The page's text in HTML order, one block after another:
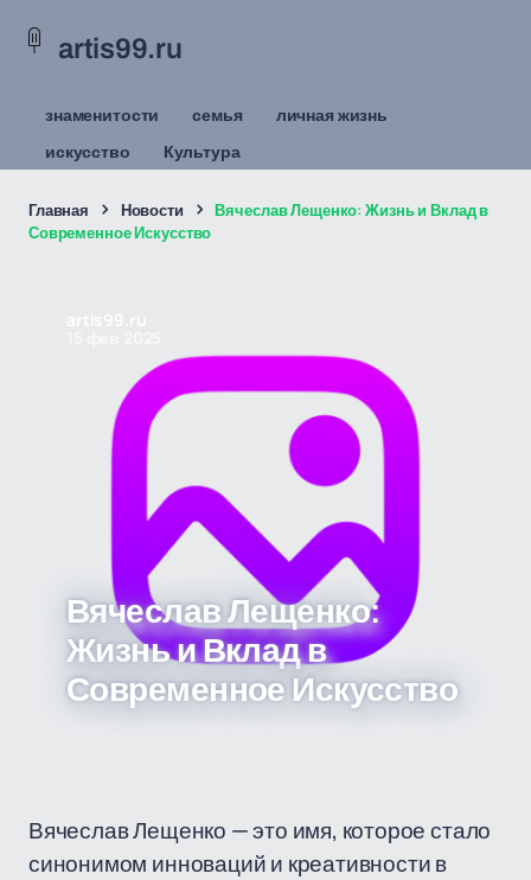
artis99.ru
знаменитости семья
личная жизнь
искусство
Культура
Главная Новости
Вячеслав Лещенко: Жизнь и Вклад в
Современное Искусство
Вячеслав Лещенко:
Жизнь и Вклад в
Современное Искусство
Вячеслав Лещенко — это имя, которое стало
синонимом инноваций и креативности в